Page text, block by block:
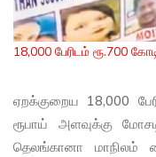
18,000 பேரிடம் ரூ.700
ஏறக்குறைய 18,000
ரூபாய் அளவுக்கு மோசடி
தெலங்கானா மாநிலம்